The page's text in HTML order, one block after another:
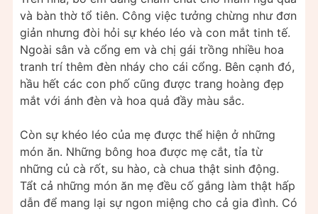
và bàn thờ tổ tiên. Công việc tưởng chừng như đơn
giản nhưng đòi hỏi sự khéo léo và con mắt tinh tế.
Ngoài sân và cổng em và chị gái trồng nhiều hoa
tranh trí thêm đèn nháy cho cái cổng. Bên cạnh đó,
hầu hết các con phố cũng được trang hoàng đẹp
mắt với ánh đèn và hoa quả đầy màu sắc.
Còn sự khéo léo của mẹ được thể hiện ở những
món ăn. Những bông hoa được mẹ cắt, tỉa từ
những củ cà rốt, su hào, cà chua thật sinh động.
Tẩt cả những món ăn mẹ đều cố gắng làm thật hấp
dẫn để mang lại sự ngon miệng cho cả gia đình. Có